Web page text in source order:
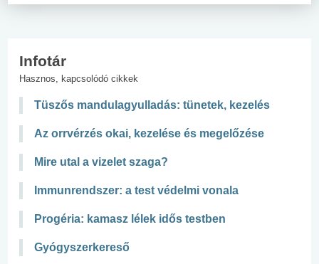
Infotár
Hasznos, kapcsolódó cikkek
Tüszős mandulagyulladás: tünetek, kezelés
Az orrvérzés okai, kezelése és megelőzése
Mire utal a vizelet szaga?
Immunrendszer: a test védelmi vonala
Progéria: kamasz lélek idős testben
Gyógyszerkereső